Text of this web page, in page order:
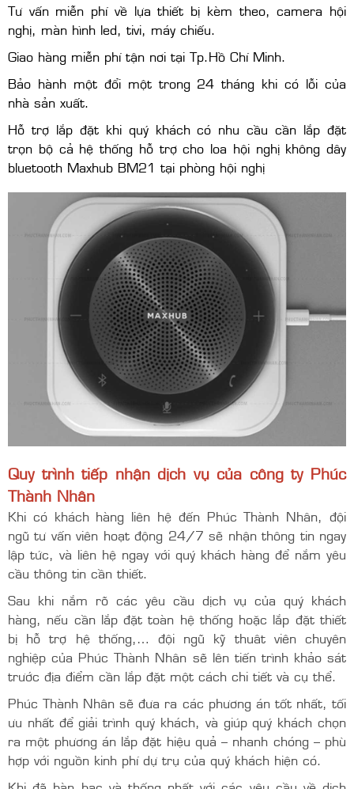
Tư vấn miễn phí về lựa thiết bị kèm theo, camera hội
nghị, màn hình led, tivi, máy chiếu.
Giao hàng miễn phí tận nơi tại Tp.Hồ Chí Minh.
Bảo hành một đổi một trong 24 tháng khi có lỗi của
nhà sản xuất.
Hỗ trợ lắp đặt khi quý khách có nhu cầu cần lắp đặt
trọn bộ cả hệ thống hỗ trợ cho loa hội nghị không dây
bluetooth Maxhub BM21 tại phòng hội nghị
Quy trình tiếp nhận dịch vụ của công ty Phúc
Thành Nhân
Khi có khách hàng liên hệ đến Phúc Thành Nhân, đội
ngũ tư vấn viên hoạt động 24/7 sẽ nhận thông tin ngay
lập tức, và liên hệ ngay với quý khách hàng để nắm yêu
cầu thông tin cần thiết.
Sau khi nắm rõ các yêu cầu dịch vụ của quý khách
hàng, nếu cần lắp đặt toàn hệ thống hoặc lắp đặt thiết
bị hỗ trợ hệ thống,… đội ngũ kỹ thuât viên chuyên
nghiệp của Phúc Thành Nhân sẽ lên tiến trình khảo sát
trước địa điểm cần lắp đặt một cách chi tiết và cụ thể.
Phúc Thành Nhân sẽ đưa ra các phương án tốt nhất, tối
ưu nhất để giải trình quý khách, và giúp quý khách chọn
ra một phương án lắp đặt hiệu quả – nhanh chóng – phù
hợp với nguồn kinh phí dự trụ của quý khách hiện có.